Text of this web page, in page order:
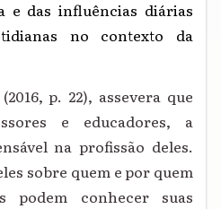
e das influências diárias
no contexto da
p. 22), assevera que
e educadores, a
na profissão deles.
sobre quem e por quem
podem conhecer suas